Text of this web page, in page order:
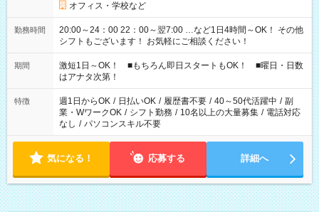
オフィス・学校など
勤務時間
20:00～24：00 22：00～翌7:00 …など1日4時間～OK！ その他
シフトもございます！ お気軽にご相談ください！
期間
激短1日～OK！ ■もちろん即日スタートもOK！ ■曜日・日数
はアナタ次第！
特徴 週1日からOK / 日払いOK / 履歴書不要 / 40～50代活躍中 / 副
業・WワークOK / シフト勤務 / 10名以上の大量募集 / 電話対応
なし / パソコンスキル不要
気になる！ 応募する 詳細へ